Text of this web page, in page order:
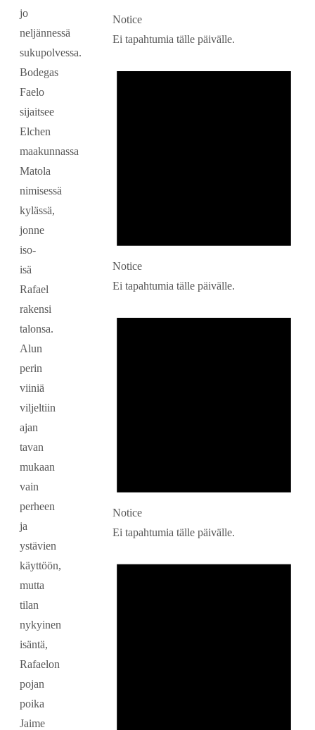
jo
neljännessä
sukupolvessa.
Bodegas
Faelo
sijaitsee
Elchen
maakunnassa
Matola
nimisessä
kylässä,
jonne
iso-
isä
Rafael
rakensi
talonsa.
Alun
perin
viiniä
viljeltiin
ajan
tavan
mukaan
vain
perheen
ja
ystävien
käyttöön,
mutta
tilan
nykyinen
isäntä,
Rafaelon
pojan
poika
Jaime
Notice
Ei tapahtumia tälle päivälle.
Notice
Ei tapahtumia tälle päivälle.
Notice
Ei tapahtumia tälle päivälle.